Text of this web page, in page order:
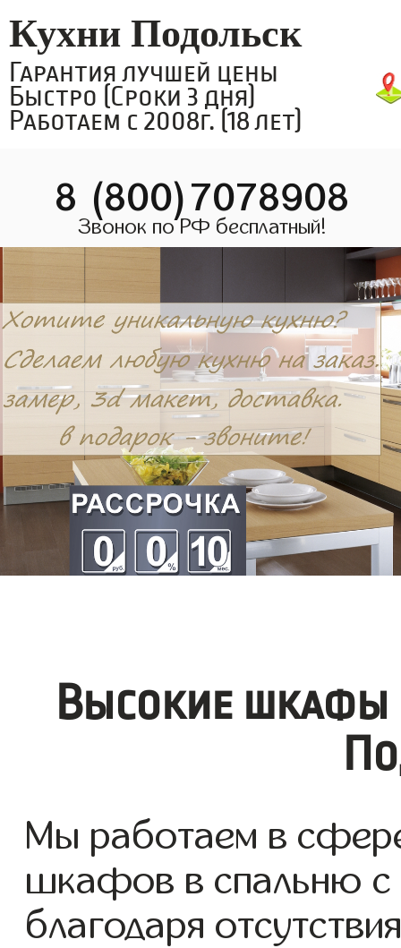
Кухни Подольск
Гарантия лучшей цены
Быстро (Сроки 3 дня)
Работаем с 2008г. (18 лет)
8 (800)7078908
Звонок по РФ бесплатный!
Высокие шкафы
Мы работаем в
шкафов в спальню с
благодаря